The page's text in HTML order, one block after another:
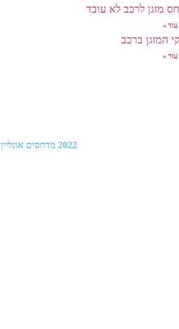
מזגן לרכב לא עובד
»
המזגן ברכב
»
2022 מדחסים אונליין